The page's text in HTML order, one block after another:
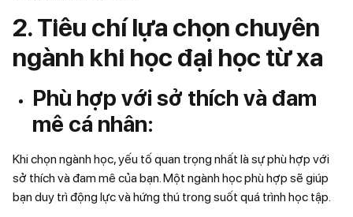
2. Tiêu chí lựa chọn chuyên
ngành khi học đại học từ xa
Phù hợp với sở thích và đam
mê cá nhân:
Khi chọn ngành học, yếu tố quan trọng nhất là sự phù hợp với
sở thích và đam mê của bạn. Một ngành học phù hợp sẽ giúp
bạn duy trì động lực và hứng thú trong suốt quá trình học tập.